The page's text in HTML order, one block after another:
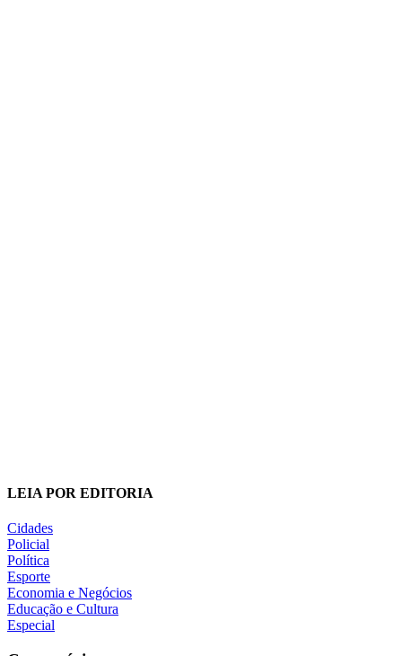
LEIA POR EDITORIA
Cidades
Policial
Política
Esporte
Economia e Negócios
Educação e Cultura
Especial